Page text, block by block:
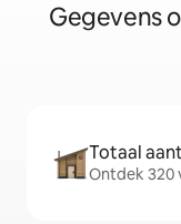
Gegevens
Totaal
Ontdek 320